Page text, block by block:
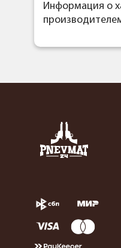
Информация о